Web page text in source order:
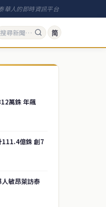
華人的即時資訊平台
简
萬銖 年飆
111.4億銖 創7
敏昂萊訪泰